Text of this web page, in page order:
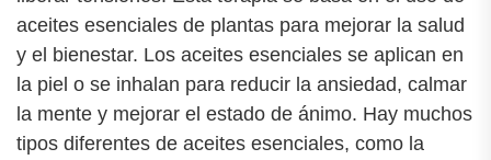
aceites esenciales de plantas para mejorar la salud
y el bienestar. Los aceites esenciales se aplican en
la piel o se inhalan para reducir la ansiedad, calmar
la mente y mejorar el estado de ánimo. Hay muchos
tipos diferentes de aceites esenciales, como la